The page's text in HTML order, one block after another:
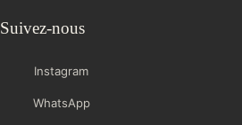
Suivez-nous
Instagram
WhatsApp